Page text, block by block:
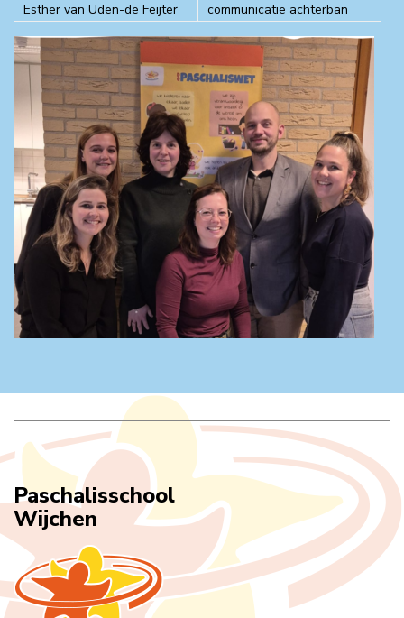
Esther van Uden-de Feijter
communicatie achterban
Paschalisschool
Wijchen